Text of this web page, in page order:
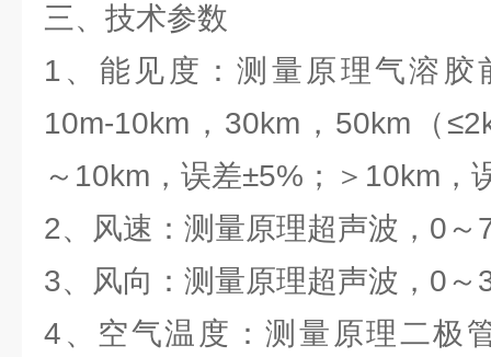
三、技术参数
1、能见度：测量原理气溶胶
10m-10km，30km，50km（
～10km，误差±5%；＞10km，
2、风速：测量原理超声波，0～
3、风向：测量原理超声波，0～
4、空气温度：测量原理二极